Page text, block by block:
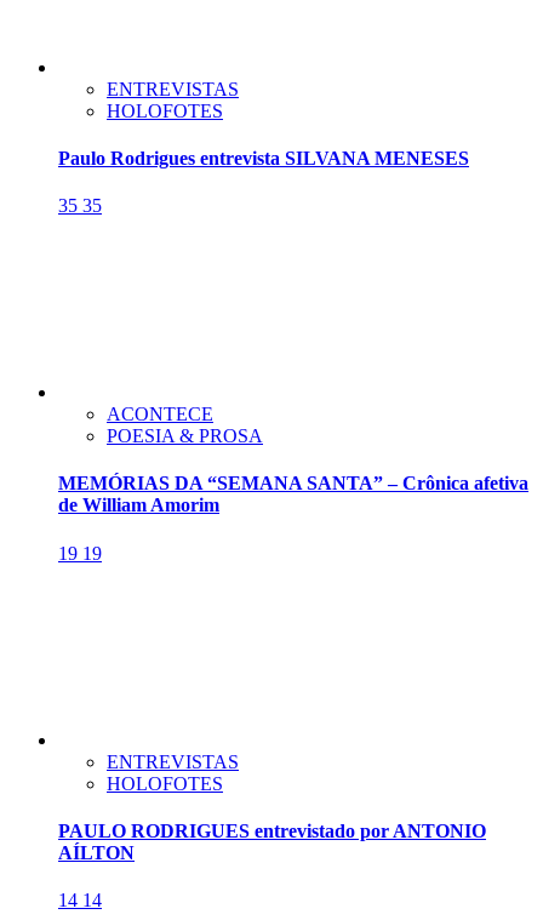
ENTREVISTAS
HOLOFOTES
Paulo Rodrigues entrevista SILVANA MENESES
35 35
ACONTECE
POESIA & PROSA
MEMÓRIAS DA “SEMANA SANTA” – Crônica afetiva
de William Amorim
19 19
ENTREVISTAS
HOLOFOTES
PAULO RODRIGUES entrevistado por ANTONIO
AÍLTON
14 14